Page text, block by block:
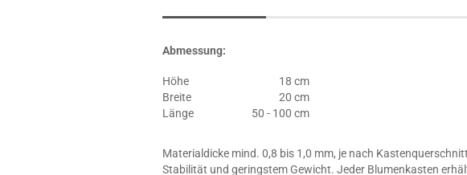
Abmessung:
Höhe
18 cm
Breite
20 cm
Länge
50 - 100 cm
Materialdicke mind. 0,8 bis 1,0 mm, je nach
Stabilität und geringstem Gewicht. Jeder Blumenkasten